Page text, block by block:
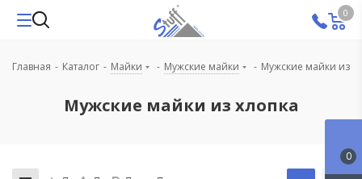
0
Мужские майки из хлопка
Главная - Каталог - Майки - Мужские майки - Мужские майки из
0